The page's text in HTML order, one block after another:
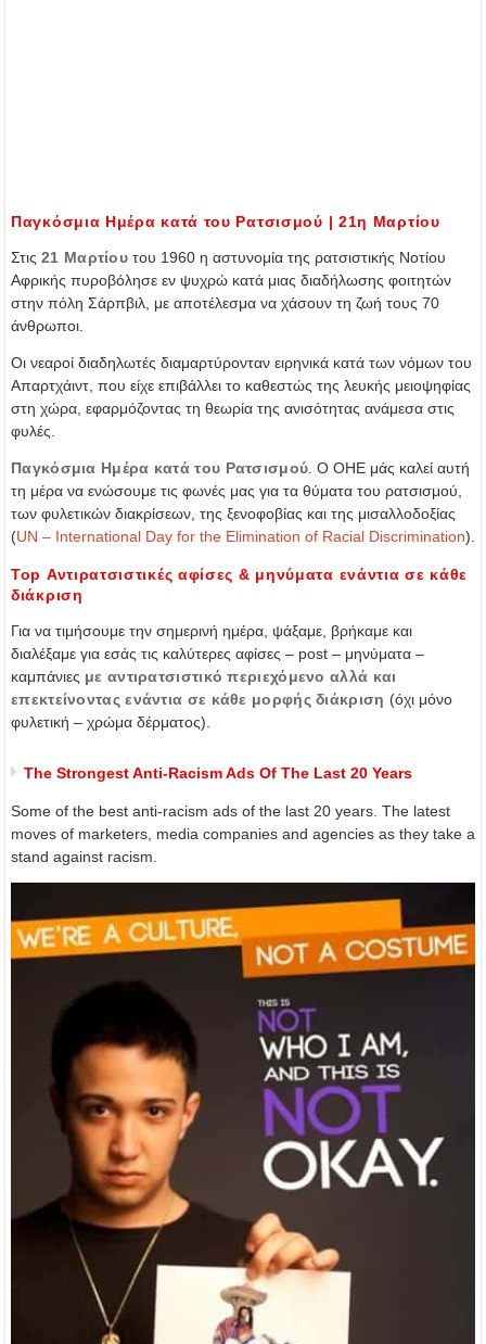
Παγκόσμια Ημέρα κατά του Ρατσισμού | 21η Μαρτίου
Στις 21 Μαρτίου του 1960 η αστυνομία της ρατσιστικής Νοτίου
Αφρικής πυροβόλησε εν ψυχρώ κατά μιας διαδήλωσης φοιτητών
στην πόλη Σάρπβιλ, με αποτέλεσμα να χάσουν τη ζωή τους 70
άνθρωποι.
Οι νεαροί διαδηλωτές διαμαρτύρονταν ειρηνικά κατά των νόμων του
Απαρτχάιντ, που είχε επιβάλλει το καθεστώς της λευκής μειοψηφίας
στη χώρα, εφαρμόζοντας τη θεωρία της ανισότητας ανάμεσα στις
φυλές.
Παγκόσμια Ημέρα κατά του Ρατσισμού . Ο ΟΗΕ μάς καλεί αυτή
τη μέρα να ενώσουμε τις φωνές μας για τα θύματα του ρατσισμού,
των φυλετικών διακρίσεων, της ξενοφοβίας και της μισαλλοδοξίας
(UN – International Day for the Elimination of Racial Discrimination).
Top Αντιρατσιστικές αφίσες & μηνύματα ενάντια σε κάθε
διάκριση
Για να τιμήσουμε την σημερινή ημέρα, ψάξαμε, βρήκαμε και
διαλέξαμε για εσάς τις καλύτερες αφίσες – post – μηνύματα –
καμπάνιες με αντιρατσιστικό περιεχόμενο αλλά και
επεκτείνοντας ενάντια σε κάθε μορφής διάκριση (όχι μόνο
φυλετική – χρώμα δέρματος).
The Strongest Anti-Racism Ads Of The Last 20 Years
Some of the best anti-racism ads of the last 20 years. The latest
moves of marketers, media companies and agencies as they take a
stand against racism.